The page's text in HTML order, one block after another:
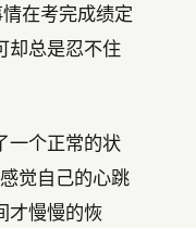
在考完成绩定
却总是忍不住
一个正常的状
觉自己的心跳
才慢慢的恢